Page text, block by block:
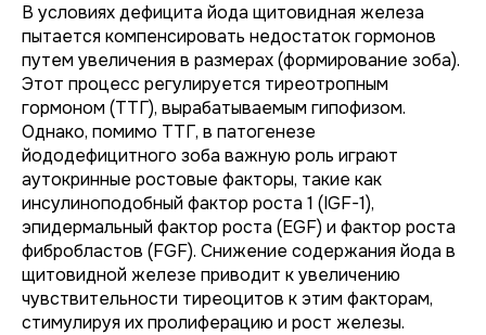
В условиях дефицита йода щитовидная железа
пытается компенсировать недостаток гормонов
путем увеличения в размерах (формирование зоба).
Этот процесс регулируется тиреотропным
гормоном (ТТГ), вырабатываемым гипофизом.
Однако, помимо ТТГ, в патогенезе
йододефицитного зоба важную роль играют
аутокринные ростовые факторы, такие как
инсулиноподобный фактор роста 1 (IGF-1),
эпидермальный фактор роста (EGF) и фактор роста
фибробластов (FGF). Снижение содержания йода в
щитовидной железе приводит к увеличению
чувствительности тиреоцитов к этим факторам,
стимулируя их пролиферацию и рост железы.